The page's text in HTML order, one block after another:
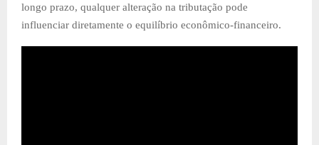
longo prazo, qualquer alteração na tributação pode
influenciar diretamente o equilíbrio econômico-financeiro.